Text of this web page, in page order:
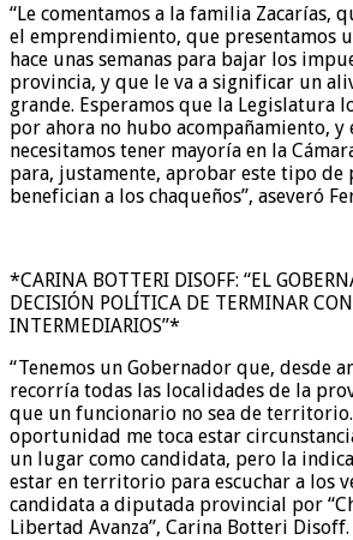
“Le comentamos a la familia Zacarías,
el emprendimiento, que presentamos
hace unas semanas para bajar los
provincia, y que le va a significar un
grande. Esperamos que la Legislatura
por ahora no hubo acompañamiento, y
necesitamos tener mayoría en la
para, justamente, aprobar este tipo de
benefician a los chaqueños”, aseveró
*CARINA BOTTERI DISOFF: “EL
DECISIÓN POLÍTICA DE TERMINAR
INTERMEDIARIOS”*
“Tenemos un Gobernador que, desde
recorría todas las localidades de la
que un funcionario no sea de territorio.
oportunidad me toca estar
un lugar como candidata, pero la
estar en territorio para escuchar a los
candidata a diputada provincial por
Libertad Avanza”, Carina Botteri Disoff.